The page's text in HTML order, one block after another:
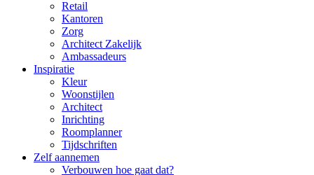
Retail
Kantoren
Zorg
Architect Zakelijk
Ambassadeurs
Inspiratie
Kleur
Woonstijlen
Architect
Inrichting
Roomplanner
Tijdschriften
Zelf aannemen
Verbouwen hoe gaat dat?